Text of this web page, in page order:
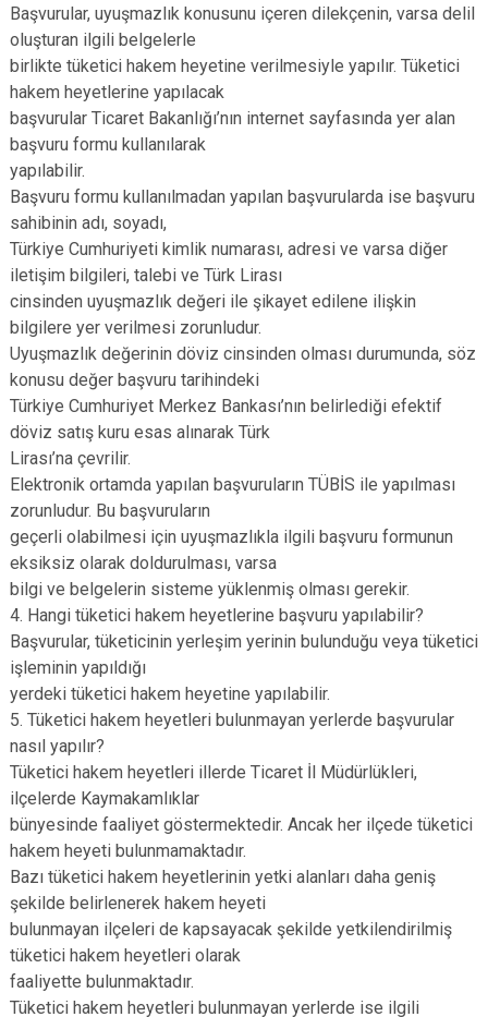
Başvurular, uyuşmazlık konusunu içeren dilekçenin, varsa delil
oluşturan ilgili belgelerle
birlikte tüketici hakem heyetine verilmesiyle yapılır. Tüketici
hakem heyetlerine yapılacak
başvurular Ticaret Bakanlığı’nın internet sayfasında yer alan
başvuru formu kullanılarak
yapılabilir.
Başvuru formu kullanılmadan yapılan başvurularda ise başvuru
sahibinin adı, soyadı,
Türkiye Cumhuriyeti kimlik numarası, adresi ve varsa diğer
iletişim bilgileri, talebi ve Türk Lirası
cinsinden uyuşmazlık değeri ile şikayet edilene ilişkin
bilgilere yer verilmesi zorunludur.
Uyuşmazlık değerinin döviz cinsinden olması durumunda, söz
konusu değer başvuru tarihindeki
Türkiye Cumhuriyet Merkez Bankası’nın belirlediği efektif
döviz satış kuru esas alınarak Türk
Lirası’na çevrilir.
Elektronik ortamda yapılan başvuruların TÜBİS ile yapılması
zorunludur. Bu başvuruların
geçerli olabilmesi için uyuşmazlıkla ilgili başvuru formunun
eksiksiz olarak doldurulması, varsa
bilgi ve belgelerin sisteme yüklenmiş olması gerekir.
4. Hangi tüketici hakem heyetlerine başvuru yapılabilir?
Başvurular, tüketicinin yerleşim yerinin bulunduğu veya tüketici
işleminin yapıldığı
yerdeki tüketici hakem heyetine yapılabilir.
5. Tüketici hakem heyetleri bulunmayan yerlerde başvurular
nasıl yapılır?
Tüketici hakem heyetleri illerde Ticaret İl Müdürlükleri,
ilçelerde Kaymakamlıklar
bünyesinde faaliyet göstermektedir. Ancak her ilçede tüketici
hakem heyeti bulunmamaktadır.
Bazı tüketici hakem heyetlerinin yetki alanları daha geniş
şekilde belirlenerek hakem heyeti
bulunmayan ilçeleri de kapsayacak şekilde yetkilendirilmiş
tüketici hakem heyetleri olarak
faaliyette bulunmaktadır.
Tüketici hakem heyetleri bulunmayan yerlerde ise ilgili